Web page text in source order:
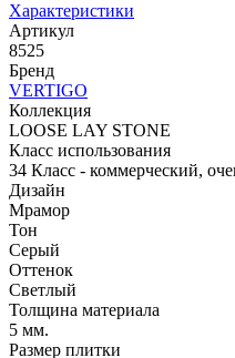
Характеристики
Артикул
8525
Бренд
VERTIGO
Коллекция
LOOSE LAY STONE
Класс использования
34 Класс - коммерческий,
Дизайн
Мрамор
Тон
Серый
Оттенок
Светлый
Толщина материала
5 мм.
Размер плитки